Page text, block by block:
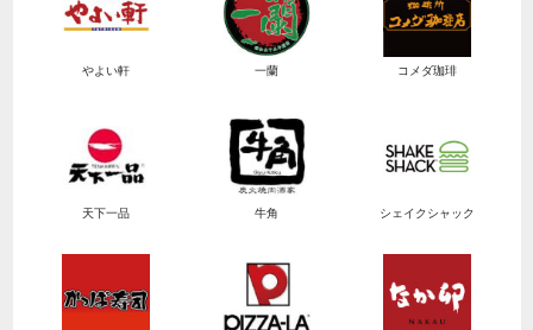
やよい軒 一蘭 コメダ珈琲
天下一品 牛角 シェイクシャック